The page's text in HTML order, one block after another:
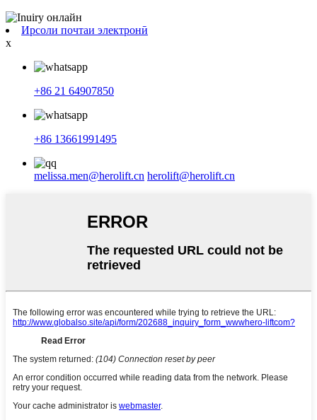
Ирсоли почтаи электронӣ
x
+86 21 64907850
+86 13661991495
melissa.men@herolift.cn herolift@herolift.cn